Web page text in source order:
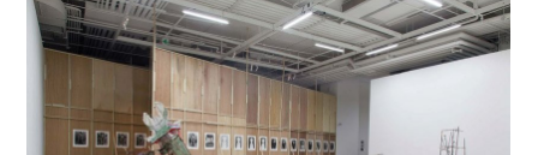
视频
ENGLISH
ART & EDUCATION